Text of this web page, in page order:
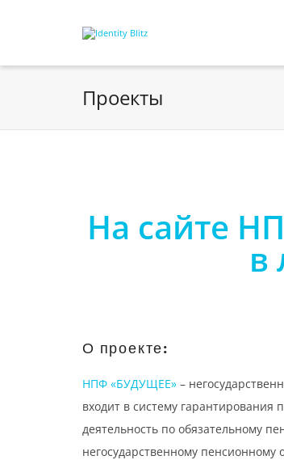
Проекты
На сайте
в
О проекте:
НПФ «БУДУЩЕЕ» –
входит в систему гарантирования
деятельность по обязательному
негосударственному пенсионному